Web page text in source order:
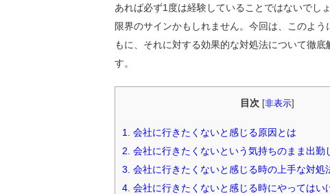
あれば必ず1度は経験していることではないでし
限界のサインかもしれません。今回は、このよ
もに、それに対する効果的な対処法について徹
す。
目次 [非表示]
1.
会社に行きたくないと感じる原因とは
2. 会社に行きたくないという気持ちのまま出勤
3. 会社に行きたくないと感じる時の上手な対処
4. 会社に行きたくないと感じる時にやってはい